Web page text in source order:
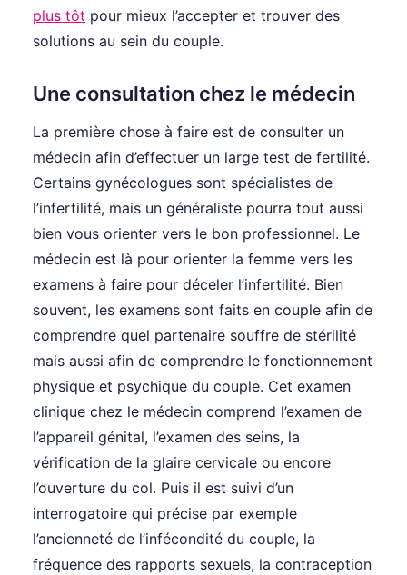
plus tôt pour mieux l’accepter et trouver des
solutions au sein du couple.
Une consultation chez le médecin
La première chose à faire est de consulter un
médecin afin d’effectuer un large test de fertilité.
Certains gynécologues sont spécialistes de
l’infertilité, mais un généraliste pourra tout aussi
bien vous orienter vers le bon professionnel. Le
médecin est là pour orienter la femme vers les
examens à faire pour déceler l’infertilité. Bien
souvent, les examens sont faits en couple afin de
comprendre quel partenaire souffre de stérilité
mais aussi afin de comprendre le fonctionnement
physique et psychique du couple. Cet examen
clinique chez le médecin comprend l’examen de
l’appareil génital, l’examen des seins, la
vérification de la glaire cervicale ou encore
l’ouverture du col. Puis il est suivi d’un
interrogatoire qui précise par exemple
l’ancienneté de l’infécondité du couple, la
fréquence des rapports sexuels, la contraception